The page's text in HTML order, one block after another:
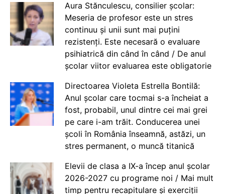
Aura Stănculescu, consilier școlar:
Meseria de profesor este un stres
continuu și unii sunt mai puțini
rezistenți. Este necesară o evaluare
psihiatrică din când în când / De anul
școlar viitor evaluarea este obligatorie
Directoarea Violeta Estrella Bontilă:
Anul școlar care tocmai s-a încheiat a
fost, probabil, unul dintre cei mai grei
pe care i-am trăit. Conducerea unei
școli în România înseamnă, astăzi, un
stres permanent, o muncă titanică
Elevii de clasa a IX-a încep anul școlar
2026-2027 cu programe noi / Mai mult
timp pentru recapitulare și exerciții